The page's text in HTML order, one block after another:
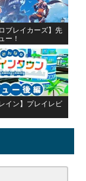
ブレイカーズ】先
ー！
イン】プレイレビ